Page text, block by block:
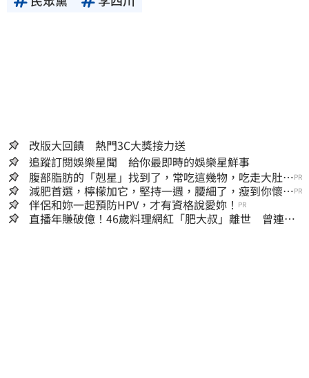
改版大回饋 熱門3C大獎接力送
追蹤訂閱娛樂星聞 給你最即時的娛樂星鮮事
腹部脂肪的「剋星」找到了，常吃這幾物，吃走大肚
囊，瘦出小蠻腰
PR
減肥首選，檸檬加它，堅持一週，腰細了，瘦到你懷疑
人生
PR
伴侶和妳一起預防HPV，才有資格說愛妳！ PR
直播年賺破億！46歲料理網紅「肥大叔」離世 曾連播